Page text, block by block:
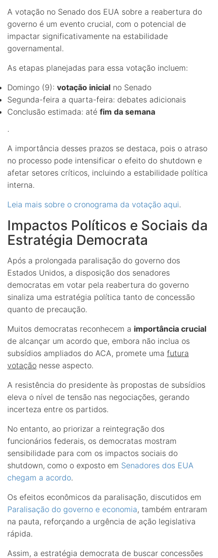
A votação no Senado dos EUA sobre a reabertura do
governo é um evento crucial, com o potencial de
impactar significativamente na estabilidade
governamental.
As etapas planejadas para essa votação incluem:
Domingo (9): votação inicial no Senado
Segunda-feira a quarta-feira: debates adicionais
Conclusão estimada: até fim da semana
.
A importância desses prazos se destaca, pois o atraso
no processo pode intensificar o efeito do shutdown e
afetar setores críticos, incluindo a estabilidade política
interna.
Leia mais sobre o cronograma da votação aqui.
Impactos Políticos e Sociais da
Estratégia Democrata
Após a prolongada paralisação do governo dos
Estados Unidos, a disposição dos senadores
democratas em votar pela reabertura do governo
sinaliza uma estratégia política tanto de concessão
quanto de precaução.
Muitos democratas reconhecem a importância crucial
de alcançar um acordo que, embora não inclua os
subsídios ampliados do ACA, promete uma futura
votação nesse aspecto.
A resistência do presidente às propostas de subsídios
eleva o nível de tensão nas negociações, gerando
incerteza entre os partidos.
No entanto, ao priorizar a reintegração dos
funcionários federais, os democratas mostram
sensibilidade para com os impactos sociais do
shutdown, como o exposto em Senadores dos EUA
chegam a acordo.
Os efeitos econômicos da paralisação, discutidos em
Paralisação do governo e economia, também entraram
na pauta, reforçando a urgência de ação legislativa
rápida.
Assim, a estratégia democrata de buscar concessões